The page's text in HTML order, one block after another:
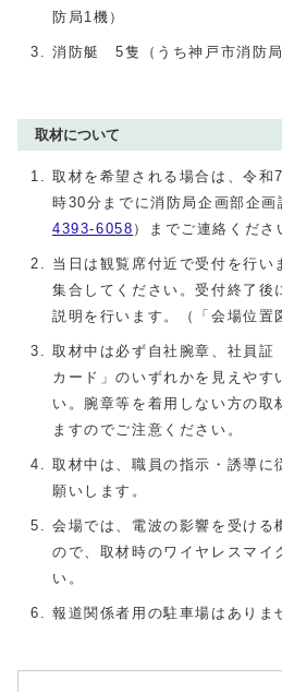
防局1機）
消防艇 5隻（うち神戸市消防局
取材について
取材を希望される場合は、令
時30分までに消防局企画部企
4393-6058 ）までご連絡くださ
当日は観覧席付近で受付を行い
集合してください。受付終了後
説明を行います。（「会場位置
取材中は必ず自社腕章、社員証
カード」のいずれかを見えやす
い。腕章等を着用しない方の取
ますのでご注意ください。
取材中は、職員の指示・誘導に
願いします。
会場では、電波の影響を受ける
ので、取材時のワイヤレスマイ
い。
報道関係者用の駐車場はありま